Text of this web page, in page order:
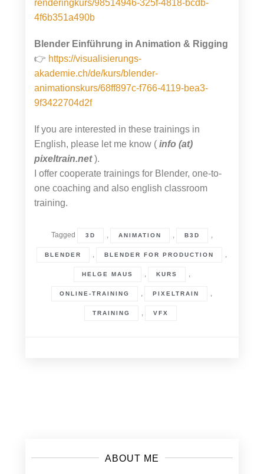
renderingkurs/98514946-325f-4818-bcdb-
4f6b351a490b
Blender Einführung in Animation & Rigging
👉 https://visualisierungs-
akademie.ch/de/kurs/blender-
animationskurs/68ff897c-f766-4119-bea3-
9f3422704d2f
If you are interested in these trainings in
English, please let me know (info (at)
pixeltrain.net).
I offer cooperate trainings for Blender, one-to-
one coaching and also english classroom
training.
Tagged 3D ANIMATION B3D
BLENDER BLENDER FOR PRODUCTION
HELGE MAUS KURS
ONLINE-TRAINING PIXELTRAIN
TRAINING VFX
ABOUT ME